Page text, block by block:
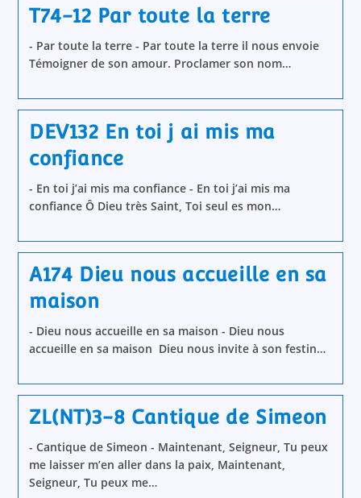
T74-12 Par toute la terre
- Par toute la terre - Par toute la terre il nous envoie
Témoigner de son amour. Proclamer son nom…
DEV132 En toi j ai mis ma
confiance
- En toi j’ai mis ma confiance - En toi j’ai mis ma
confiance Ô Dieu très Saint, Toi seul es mon…
A174 Dieu nous accueille en sa
maison
- Dieu nous accueille en sa maison - Dieu nous
accueille en sa maison Dieu nous invite à son festin…
ZL(NT)3-8 Cantique de Simeon
- Cantique de Simeon - Maintenant, Seigneur, Tu peux
me laisser m’en aller dans la paix, Maintenant,
Seigneur, Tu peux me…